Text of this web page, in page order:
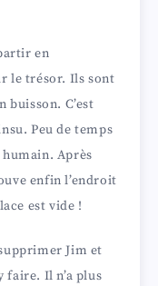
en
le trésor. Ils sont
buisson. C’est
Peu de temps
Après
enfin l’endroit
est vide !
Jim et
faire. Il n’a plus